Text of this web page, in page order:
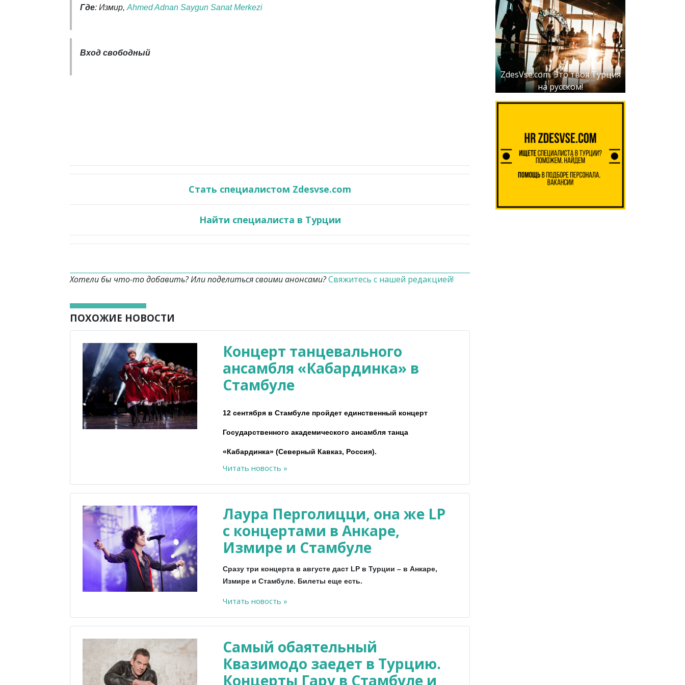
Где: Измир, Ahmed Adnan Saygun Sanat Merkezi
Вход свободный
Стать специалистом Zdesvse.com
Найти специалиста в Турции
Хотели бы что-то добавить? Или поделиться своими анонсами?Свяжитесь с нашей редакцией!
ПОХОЖИЕ НОВОСТИ
Концерт танцевального
ансамбля «Кабардинка» в
Стамбуле
12 сентября в Стамбуле пройдет единственный концерт
Государственного академического ансамбля танца
«Кабардинка» (Северный Кавказ, Россия).
Читать новость »
Лаура Перголицци, она же LP
с концертами в Анкаре,
Измире и Стамбуле
Сразу три концерта в августе даст LP в Турции – в Анкаре,
Измире и Стамбуле. Билеты еще есть.
Читать новость »
Самый обаятельный
Квазимодо заедет в Турцию.
Концерты Гару в Стамбуле и
ZdesVse.com. Это твоя Турция
на русском!